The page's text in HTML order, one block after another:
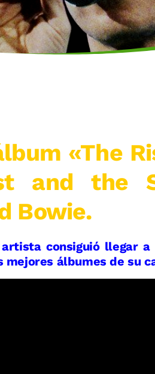
«The
and the
Bowie.
consiguió llegar a
mejores álbumes de su